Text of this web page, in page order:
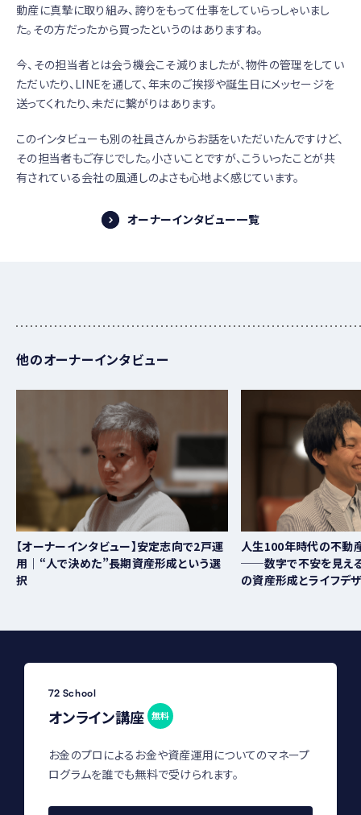
動産に真摯に取り組み、誇りをもって仕事をしていらっしゃいまし
た。その方だったから買ったというのはありますね。
今、その担当者とは会う機会こそ減りましたが、物件の管理をしてい
ただいたり、LINEを通して、年末のご挨拶や誕生日にメッセージを
送ってくれたり、未だに繋がりはあります。
このインタビューも別の社員さんからお話をいただいたんですけど、
その担当者もご存じでした。小さいことですが、こういったことが共
有されている会社の風通しのよさも心地よく感じています。
オーナーインタビュー一覧
他のオーナーインタビュー
【オーナーインタビュー】安定志向で2戸運
用｜“人で決めた”長期資産形成という選
択
人生100年時代の不動
──数字で不安を見え
の資産形成とライフデ
72 School
オンライン講座 無料
お金のプロによるお金や資産運用についてのマネープ
ログラムを誰でも無料で受けられます。